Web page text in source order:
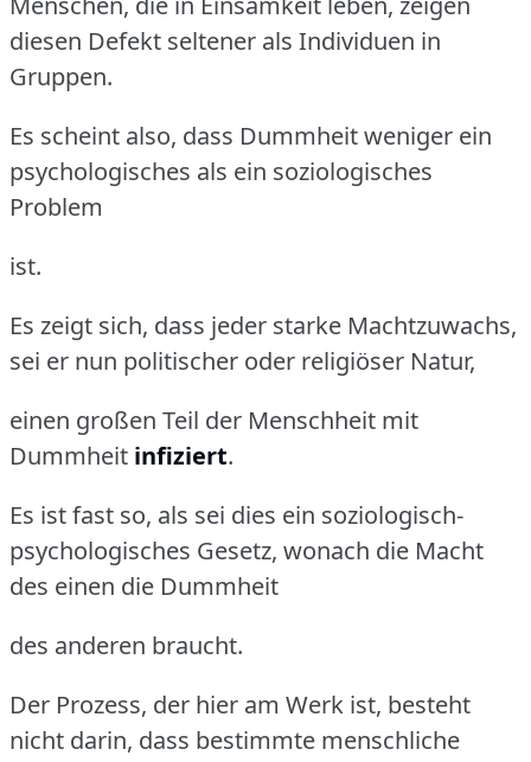
diesen Defekt seltener als Individuen in
Gruppen.
Es scheint also, dass Dummheit weniger ein
psychologisches als ein soziologisches
Problem
ist.
Es zeigt sich, dass jeder starke Machtzuwachs,
sei er nun politischer oder religiöser Natur,
einen großen Teil der Menschheit mit
Dummheit infiziert.
Es ist fast so, als sei dies ein soziologisch-
psychologisches Gesetz, wonach die Macht
des einen die Dummheit
des anderen braucht.
Der Prozess, der hier am Werk ist, besteht
nicht darin, dass bestimmte menschliche